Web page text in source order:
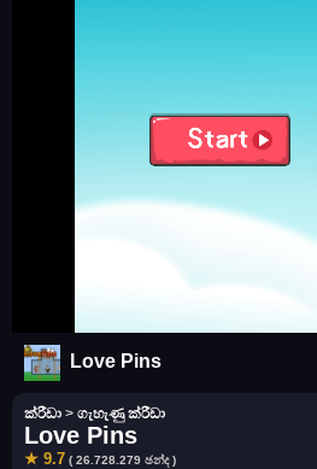
Love Pins
ක්රීඩා > ගැහැණු ක්රීඩා
Love Pins
★ 9.7 ( 26.728.279 ඡන්ද )